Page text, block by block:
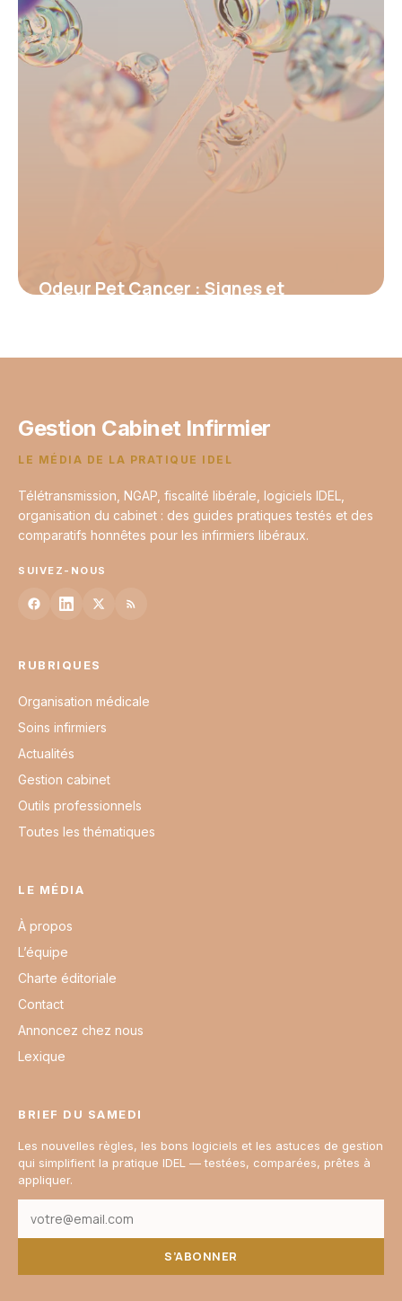
Odeur Pet Cancer : Signes et
Gestion Cabinet Infirmier
LE MÉDIA DE LA PRATIQUE IDEL
Télétransmission, NGAP, fiscalité libérale, logiciels IDEL,
organisation du cabinet : des guides pratiques testés et des
comparatifs honnêtes pour les infirmiers libéraux.
SUIVEZ-NOUS
RUBRIQUES
Organisation médicale
Soins infirmiers
Actualités
Gestion cabinet
Outils professionnels
Toutes les thématiques
LE MÉDIA
À propos
L’équipe
Charte éditoriale
Contact
Annoncez chez nous
Lexique
BRIEF DU SAMEDI
Les nouvelles règles, les bons logiciels et les astuces de gestion
qui simplifient la pratique IDEL — testées, comparées, prêtes à
appliquer.
S’ABONNER